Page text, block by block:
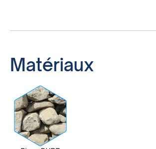
Matériaux